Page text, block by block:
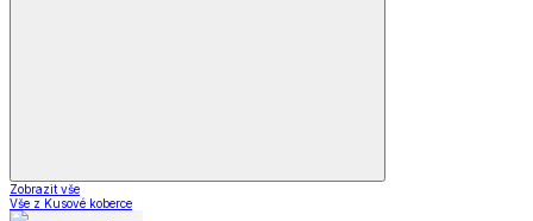
Zobrazit vše
Vše z Kusové koberce